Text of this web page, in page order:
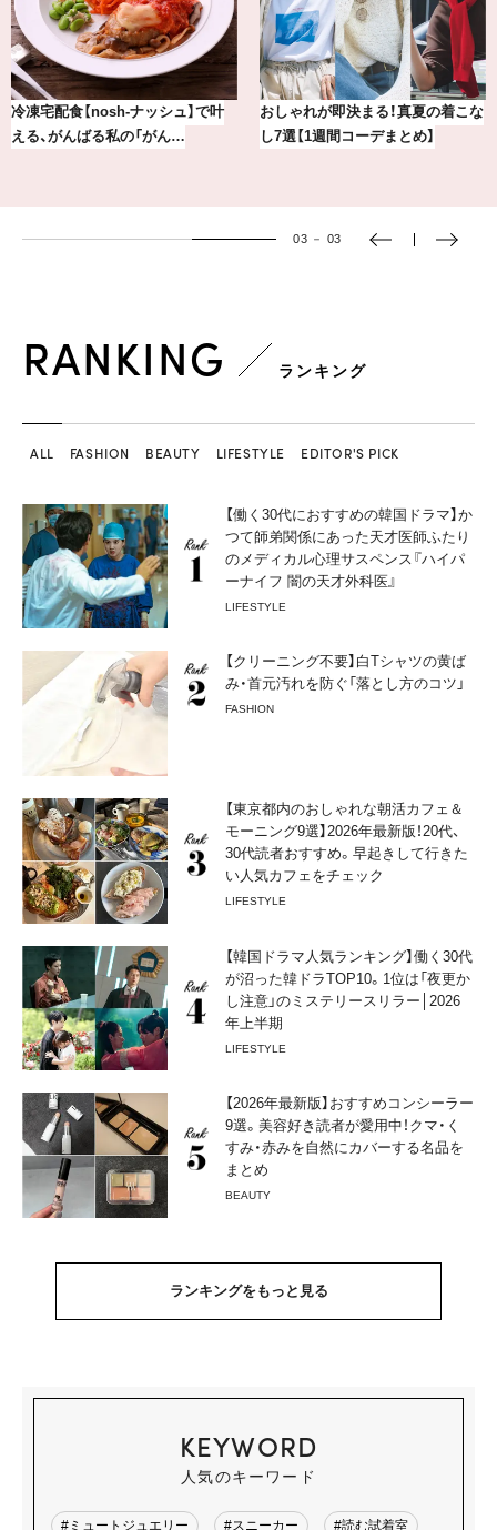
冷凍宅配食【nosh-ナッシュ】で叶
える、がんばる私の「がん…
おしゃれが即決まる！真夏の着こな
し7選【1週間コーデまとめ】
03 － 03
RANKING ランキング
ALL FASHION BEAUTY LIFESTYLE EDITOR'S PICK
【働く30代におすすめの韓国ドラマ】か
つて師弟関係にあった天才医師ふたり
のメディカル心理サスペンス『ハイパ
ーナイフ 闇の天才外科医』
LIFESTYLE
【クリーニング不要】白Tシャツの黄ば
み・首元汚れを防ぐ「落とし方のコツ」
FASHION
【東京都内のおしゃれな朝活カフェ＆
モーニング9選】2026年最新版！20代、
30代読者おすすめ。早起きして行きた
い人気カフェをチェック
LIFESTYLE
【韓国ドラマ人気ランキング】働く30代
が沼った韓ドラTOP10。1位は「夜更か
し注意」のミステリースリラー│2026
年上半期
LIFESTYLE
【2026年最新版】おすすめコンシーラー
9選。美容好き読者が愛用中！クマ・く
すみ・赤みを自然にカバーする名品を
まとめ
BEAUTY
ランキングをもっと見る
KEYWORD
人気のキーワード
#ミュートジュエリー #スニーカー #読む試着室